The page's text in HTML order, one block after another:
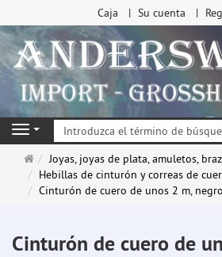
Caja Su cuenta
Navigation
Página
de
inicio
Joyas, joyas de plata, amuletos,
Hebillas de cinturón y correas de
Cinturón de cuero de unos 2 m, negro
Cinturón de cuero de